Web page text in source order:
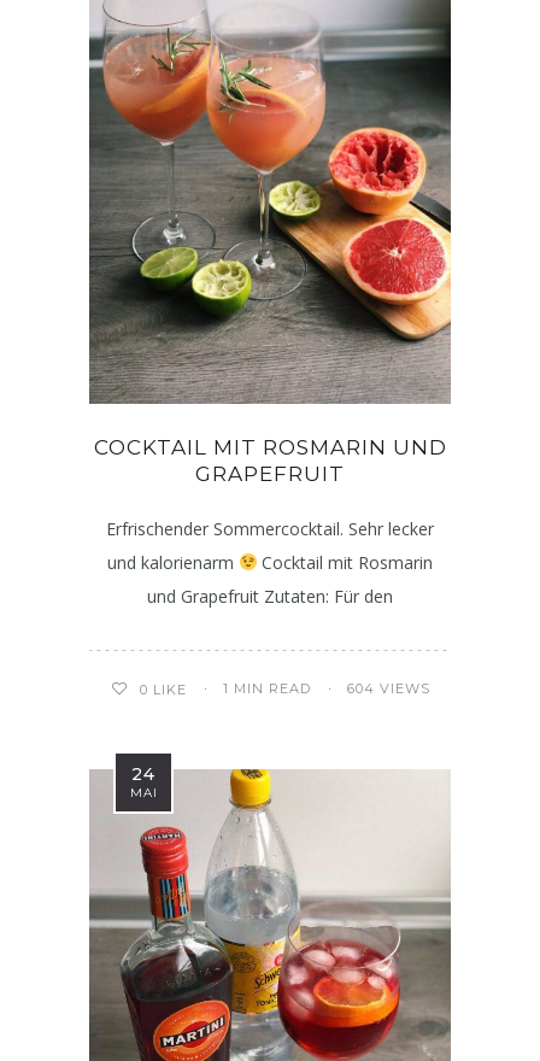
COCKTAIL MIT ROSMARIN UND
GRAPEFRUIT
Erfrischender Sommercocktail. Sehr lecker
und kalorienarm
Cocktail mit Rosmarin
und Grapefruit Zutaten: Für den
0 LIKE 1 MIN READ 604 VIEWS
24
MAI